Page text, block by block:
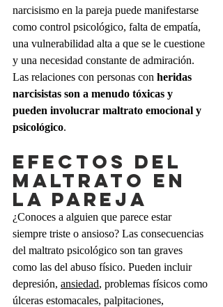
narcisismo en la pareja puede manifestarse
como control psicológico, falta de empatía,
una vulnerabilidad alta a que se le cuestione
y una necesidad constante de admiración.
Las relaciones con personas con heridas
narcisistas son a menudo tóxicas y
pueden involucrar maltrato emocional y
psicológico.
Efectos del
maltrato en
la pareja
¿Conoces a alguien que parece estar
siempre triste o ansioso? Las consecuencias
del maltrato psicológico son tan graves
como las del abuso físico. Pueden incluir
depresión, ansiedad, problemas físicos como
úlceras estomacales, palpitaciones,